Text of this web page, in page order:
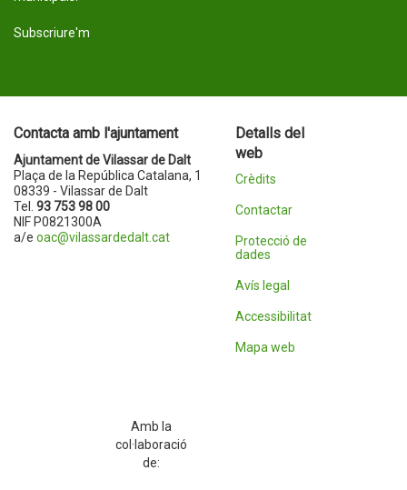
Subscriure'm
Contacta amb l'ajuntament
Ajuntament de Vilassar de Dalt
Plaça de la República Catalana, 1
08339 - Vilassar de Dalt
Tel. 93 753 98 00
NIF P0821300A
a/e oac@vilassardedalt.cat
Detalls del
web
Crèdits
Contactar
Protecció de
dades
Avís legal
Accessibilitat
Mapa web
Amb la
col·laboració
de: